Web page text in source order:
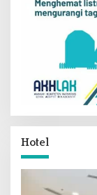
Hotel